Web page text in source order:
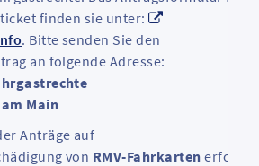
finden sie unter:
. Bitte senden Sie den
an folgende Adresse:
Main
Anträge auf
von RMV-Fahrkarten erfolgt